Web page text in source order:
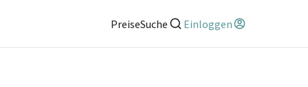
PreiseSuche Einloggen